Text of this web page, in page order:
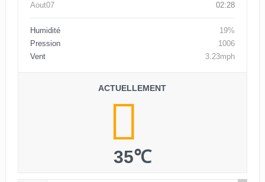
Aout07 02:28
Humidité
19%
Pression
1006
Vent
3.23mph
ACTUELLEMENT
35℃